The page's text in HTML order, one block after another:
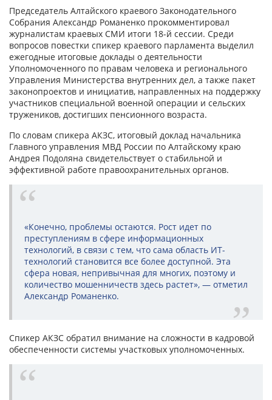
Председатель Алтайского краевого Законодательного
Собрания Александр Романенко прокомментировал
журналистам краевых СМИ итоги 18-й сессии. Среди
вопросов повестки спикер краевого парламента выделил
ежегодные итоговые доклады о деятельности
Уполномоченного по правам человека и регионального
Управления Министерства внутренних дел, а также пакет
законопроектов и инициатив, направленных на поддержку
участников специальной военной операции и сельских
тружеников, достигших пенсионного возраста.
По словам спикера АКЗС, итоговый доклад начальника
Главного управления МВД России по Алтайскому краю
Андрея Подоляна свидетельствует о стабильной и
эффективной работе правоохранительных органов.
«Конечно, проблемы остаются. Рост идет по
преступлениям в сфере информационных
технологий, в связи с тем, что сама область ИТ-
технологий становится все более доступной. Эта
сфера новая, непривычная для многих, поэтому и
количество мошенничеств здесь растет», — отметил
Александр Романенко.
Спикер АКЗС обратил внимание на сложности в кадровой
обеспеченности системы участковых уполномоченных.